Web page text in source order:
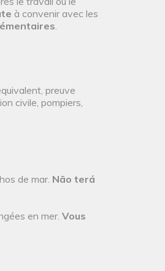
à convenir avec les
.
preuve
civile, pompiers,
de mar. Não terá
en mer. Vous